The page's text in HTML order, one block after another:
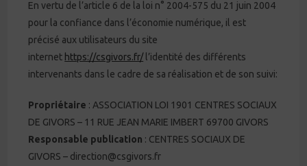
En vertu de l’article 6 de la loi n° 2004-575 du 21 juin 2004
pour la confiance dans l’économie numérique, il est
précisé aux utilisateurs du site
internet https://csgivors.fr/l’identité des différents
intervenants dans le cadre de sa réalisation et de son suivi:
Propriétaire : ASSOCIATION LOI 1901 CENTRES SOCIAUX
DE GIVORS – 11 RUE JEAN MARIE IMBERT 69700 GIVORS
Responsable publication : CENTRES SOCIAUX DE
GIVORS – direction@csgivors.fr